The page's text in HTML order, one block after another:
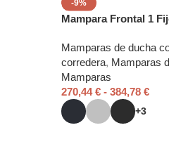
-9%
Mampara Frontal 1
Mamparas de ducha
corredera, Mamparas
Mamparas
270,44€ - 384,78 €
+3